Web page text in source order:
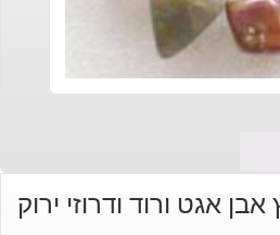
אגט ורוד ודרוזי ירוק